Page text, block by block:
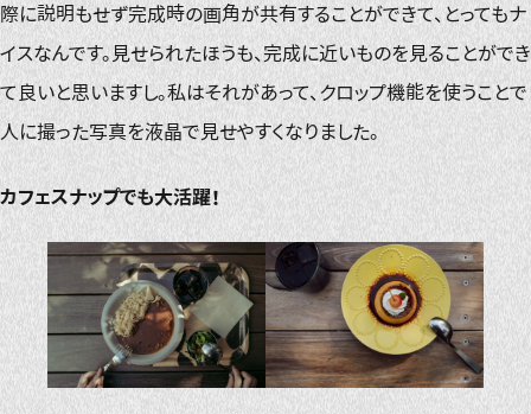
際に説明もせず完成時の画角が共有することができて、とってもナ
イスなんです。見せられたほうも、完成に近いものを見ることができ
て良いと思いますし。私はそれがあって、クロップ機能を使うことで
人に撮った写真を液晶で見せやすくなりました。
カフェスナップでも大活躍！